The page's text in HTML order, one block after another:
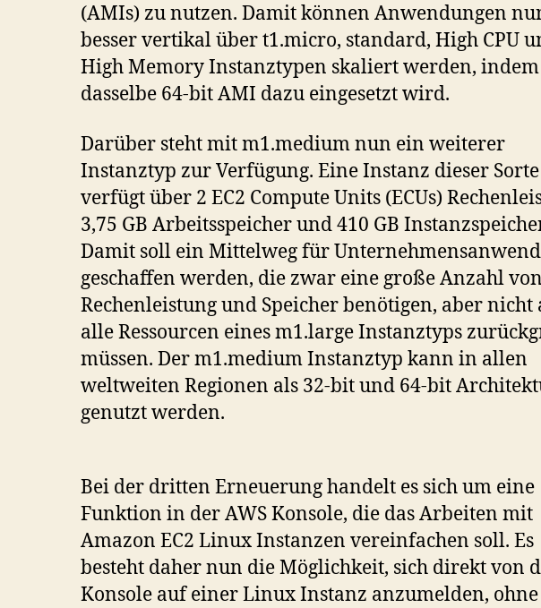
(AMIs) zu nutzen. Damit können Anwendungen
besser vertikal über t1.micro, standard, High CPU
High Memory Instanztypen skaliert werden, indem
dasselbe 64-bit AMI dazu eingesetzt wird.
Darüber steht mit m1.medium nun ein weiterer
Instanztyp zur Verfügung. Eine Instanz dieser Sorte
verfügt über 2 EC2 Compute Units (ECUs)
3,75 GB Arbeitsspeicher und 410 GB
Damit soll ein Mittelweg für
geschaffen werden, die zwar eine große Anzahl von
Rechenleistung und Speicher benötigen, aber nicht
alle Ressourcen eines m1.large Instanztyps
müssen. Der m1.medium Instanztyp kann in allen
weltweiten Regionen als 32-bit und 64-bit
genutzt werden.
Bei der dritten Erneuerung handelt es sich um eine
Funktion in der AWS Konsole, die das Arbeiten mit
Amazon EC2 Linux Instanzen vereinfachen soll. Es
besteht daher nun die Möglichkeit, sich direkt von
Konsole auf einer Linux Instanz anzumelden,